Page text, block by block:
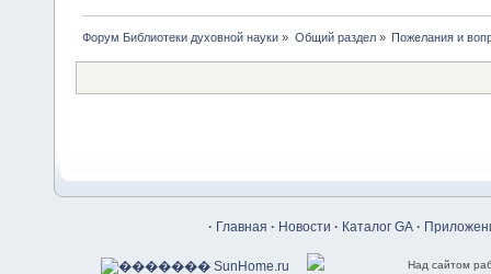
Форум Библиотеки духовной науки » Общий раздел» Пожелания и
· Главная · Новости · Каталог GA ·
Над сайтом